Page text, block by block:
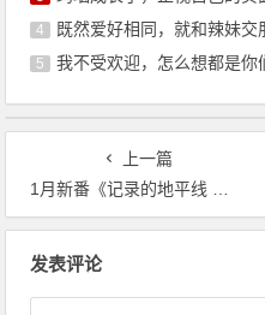
4 既然爱好相同，就和辣妹交
5 我不受欢迎，怎么想都是你
上一篇
1月新番《记录的地平线 圆桌崩坏》主视觉图第2弹公开
发表评论